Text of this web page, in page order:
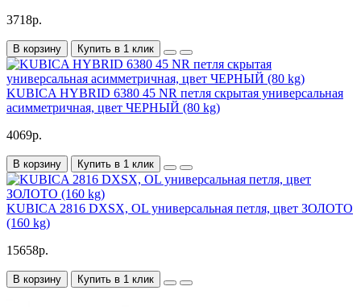
3718р.
В корзину Купить в 1 клик
KUBICA HYBRID 6380 45 NR петля скрытая универсальная
асимметричная, цвет ЧЕРНЫЙ (80 kg)
4069р.
В корзину Купить в 1 клик
KUBICA 2816 DXSX, OL универсальная петля, цвет ЗОЛОТО
(160 kg)
15658р.
В корзину Купить в 1 клик